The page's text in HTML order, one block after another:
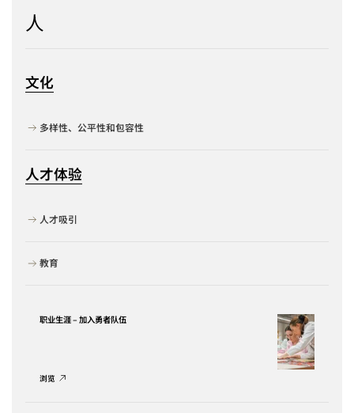
人
文化
多样性、公平性和包容性
人才体验
人才吸引
教育
职业生涯– 加入勇者队伍
浏览